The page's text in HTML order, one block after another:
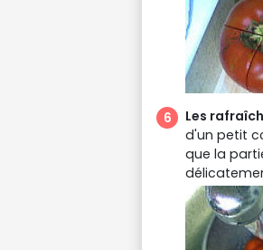
Les
d'un petit
que la